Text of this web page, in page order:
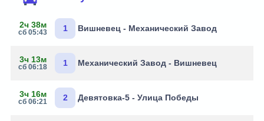
2ч 38м
сб 05:43 1 Вишневец - Механический Завод
3ч 13м
сб 06:18 1 Механический Завод - Вишневец
3ч 16м
сб 06:21 2 Девятовка-5 - Улица Победы